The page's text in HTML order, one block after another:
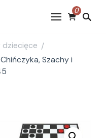
0
dziecięce /
Szachy i